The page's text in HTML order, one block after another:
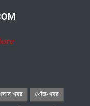
খবর খোঁজ-খবর